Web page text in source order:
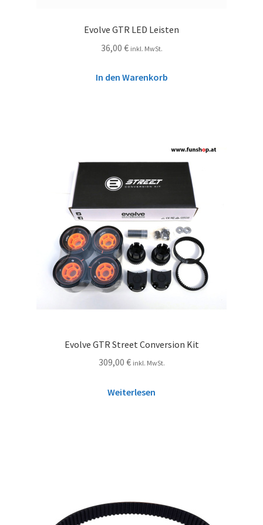
Evolve GTR LED Leisten
36,00 € inkl. MwSt.
In den Warenkorb
Evolve GTR Street Conversion Kit
309,00 € inkl. MwSt.
Weiterlesen